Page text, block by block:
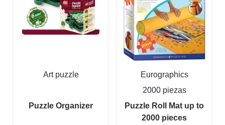
Art puzzle
Puzzle Organizer
Eurographics
2000 piezas
Puzzle Roll Mat up to
2000 pieces